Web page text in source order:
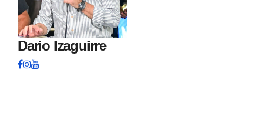
Dario Izaguirre